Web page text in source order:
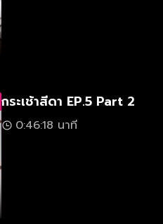
กระเช้าสีดา EP.5 Part 2
0:46:18 นาที